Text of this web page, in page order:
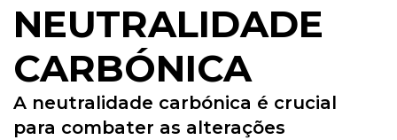
NEUTRALIDADE
CARBÓNICA
A neutralidade carbónica é crucial
para combater as alterações